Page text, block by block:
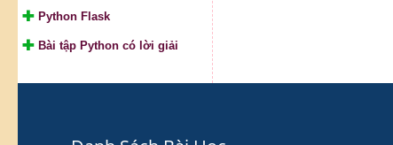
Python Flask
Bài tập Python có lời giải